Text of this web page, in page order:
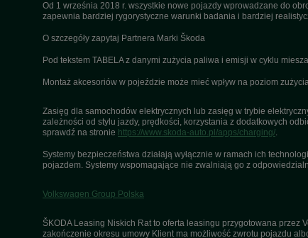
Od 1 września 2018 r. wszystkie nowe pojazdy wprowadzane do
zapewnia bardziej rygorystyczne warunki badania i bardziej
O szczegóły zapytaj Partnera Marki Škoda
Pod tekstem TABELA z danymi zużycia paliwa i emisji w cyklu
Montaż akcesoriów w pojeździe może mieć wpływ na poziom
Zasięg dla samochodów elektrycznych lub zasięg w trybie
zależności od stylu jazdy, prędkości, korzystania z dodatkowych
sprawdź na stronie https://www.skoda-auto.pl/apps/charging/.
Systemy bezpieczeństwa działają wyłącznie w ramach ich
pojazdem. Systemy wspomagające nie zwalniają go z
Volkswagen Group Polska
ŠKODA Leasing Niskich Rat to oferta leasingu przygotowana przez
zakończenie okresu umowy Klient ma możliwość zwrotu pojazdu